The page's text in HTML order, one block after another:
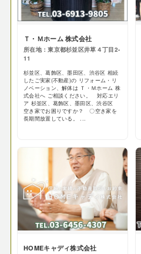
Ｔ・Ｍホーム 株式会社
所在地：東京都杉並区井草４丁目2-
11
杉並区、葛飾区、墨田区、渋谷区 相続
したご実家(不動産)の リフォーム・リ
ノベーション、解体は Ｔ・Ｍホーム 株
式会社へ ご相談ください。 対応エリ
ア 杉並区、葛飾区、墨田区、渋谷区
空き家でお困りですか？ 〇空き家を
長期間放置している。 ...
HOMEキャディ株式会社